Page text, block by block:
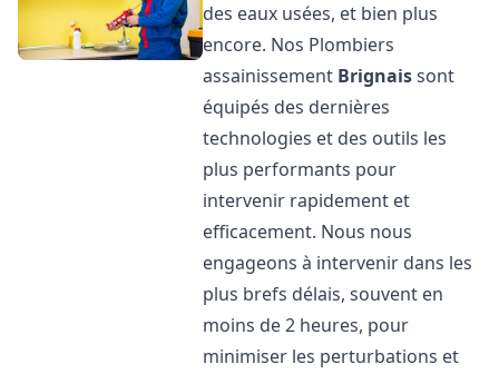
des eaux usées, et bien plus
encore. Nos Plombiers
assainissement Brignaissont
équipés des dernières
technologies et des outils les
plus performants pour
intervenir rapidement et
efficacement. Nous nous
engageons à intervenir dans les
plus brefs délais, souvent en
moins de 2 heures, pour
minimiser les perturbations et